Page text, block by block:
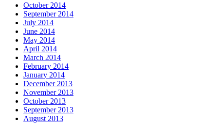
October 2014
September 2014
July 2014
June 2014
May 2014
April 2014
March 2014
February 2014
January 2014
December 2013
November 2013
October 2013
September 2013
August 2013